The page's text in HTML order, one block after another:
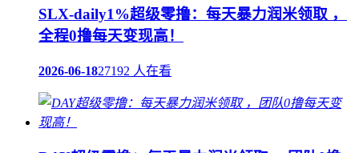
SLX-daily1%超级零撸：每天暴力润米领取 ，
全程0撸每天变现高！
2026-06-1827192 人在看